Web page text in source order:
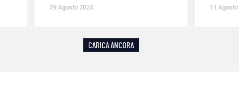
29 Agosto 2025 11
CARICA ANCORA